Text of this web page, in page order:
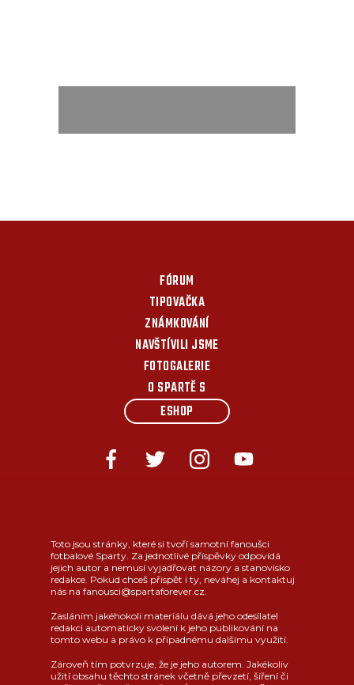
FÓRUM
TIPOVAČKA
ZNÁMKOVÁNÍ
NAVŠTÍVILI JSME
FOTOGALERIE
O SPARTĚ S
ESHOP
Toto jsou stránky, které si tvoří samotní fanoušci
fotbalové Sparty. Za jednotlivé příspěvky odpovídá
jejich autor a nemusí vyjadřovat názory a stanovisko
redakce. Pokud chceš přispět i ty, neváhej a kontaktuj
nás na fanousci@spartaforever.cz.
Zasláním jakéhokoli materiálu dává jeho odesílatel
redakci automaticky svolení k jeho publikování na
tomto webu a právo k případnému dalšímu využití.
Zároveň tím potvrzuje, že je jeho autorem. Jakékoliv
užití obsahu těchto stránek včetně převzetí, šíření či